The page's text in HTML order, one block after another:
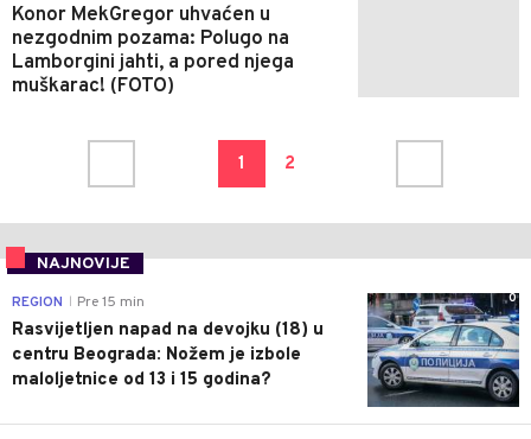
Konor MekGregor uhvaćen u
nezgodnim pozama: Polugo na
Lamborgini jahti, a pored njega
muškarac! (FOTO)
1 2
NAJNOVIJE
0
REGION Pre 15 min
Rasvijetljen napad na devojku (18) u
centru Beograda: Nožem je izbole
maloljetnice od 13 i 15 godina?